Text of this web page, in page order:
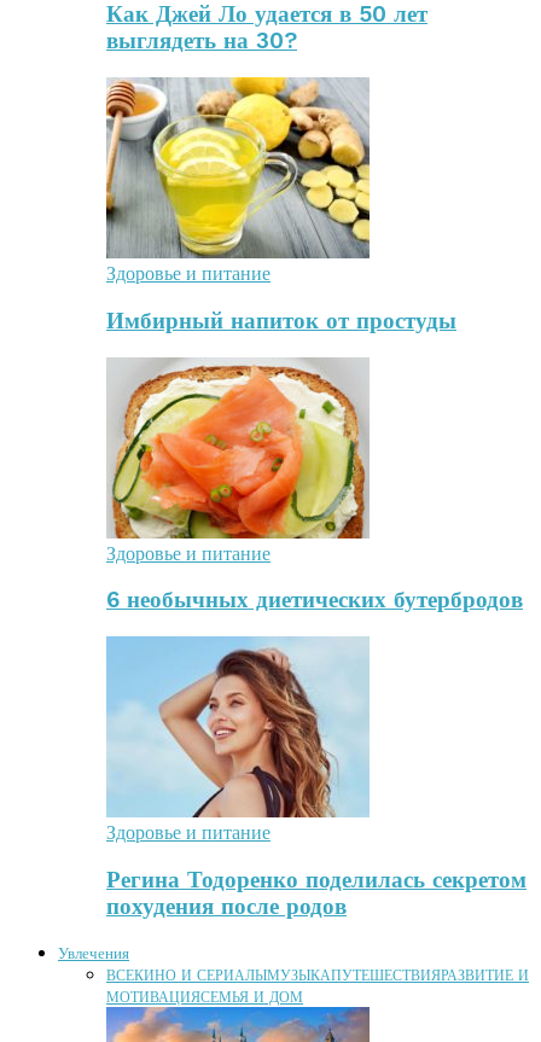
Как Джей Ло удается в 50 лет
выглядеть на 30?
Здоровье и питание
Имбирный напиток от простуды
Здоровье и питание
6 необычных диетических бутербродов
Здоровье и питание
Регина Тодоренко поделилась секретом
похудения после родов
Увлечения
ВСЕКИНО И СЕРИАЛЫМУЗЫКАПУТЕШЕСТВИЯРАЗВИТИЕ И
МОТИВАЦИЯСЕМЬЯ И ДОМ